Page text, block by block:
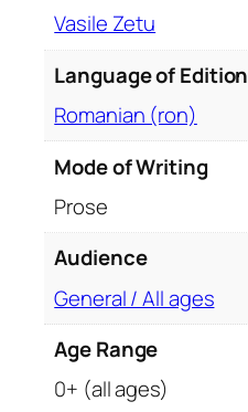
Vasile Zetu
Language of Edition
Romanian (ron)
Mode of Writing
Prose
Audience
General / All ages
Age Range
0+ (all ages)